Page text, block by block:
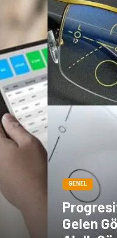
GENEL
Gelen